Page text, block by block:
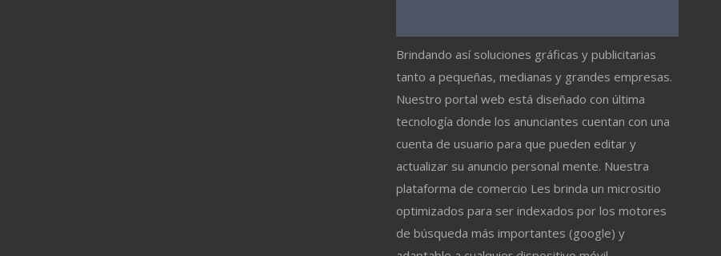
Brindando así soluciones gráficas y publicitarias
tanto a pequeñas, medianas y grandes empresas.
Nuestro portal web está diseñado con última
tecnología donde los anunciantes cuentan con una
cuenta de usuario para que pueden editar y
actualizar su anuncio personal mente. Nuestra
plataforma de comercio Les brinda un micrositio
optimizados para ser indexados por los motores
de búsqueda más importantes (google) y